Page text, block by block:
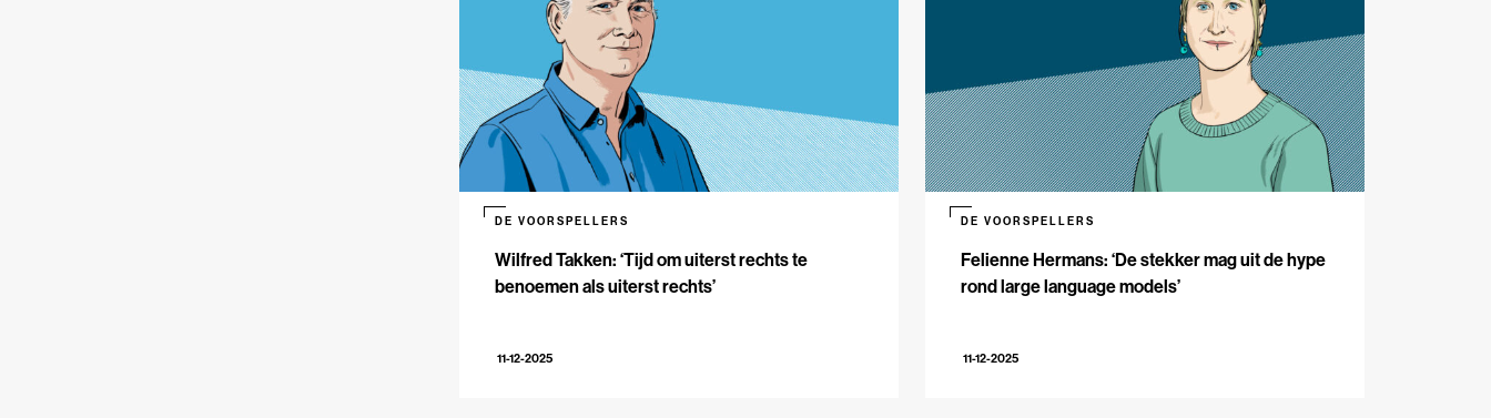
Wilfred Takken: ‘Tijd om uiterst rechts te
benoemen als uiterst rechts’
DE VOORSPELLERS
11-12-2025
Felienne Hermans: ‘De stekker mag uit de hype
rond large language models’
DE VOORSPELLERS
11-12-2025